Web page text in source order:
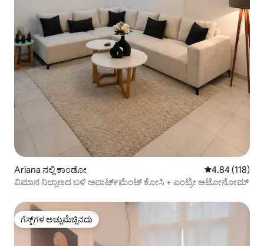
Ariana ನಲ್ಲಿ ಕಾಂಡೋ 5 ರಲ್ಲಿ 4.84
4.84 (118)
ವಿಮಾನ ನಿಲ್ದಾಣದ ಬಳಿ ಅಪಾರ್ಟ್‌ಮೆಂಟ್ ಕೋಸಿ + ಎಂಟ್ರೀ ಆಟೋನೋಮ್
ಗೆಸ್ಟ್‌ಗಳ ಅಚ್ಚುಮೆಚ್ಚಿನದು
ಗೆಸ್ಟ್‌ಗಳ ಅಚ್ಚುಮೆಚ್ಚಿನದು